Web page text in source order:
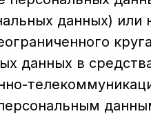
данных) или
данных в